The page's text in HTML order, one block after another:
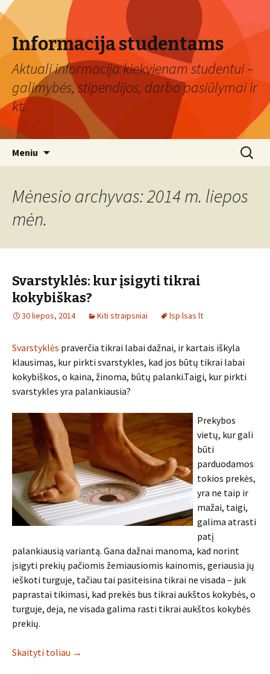
Informacija studentams
Aktuali informacija kiekvienam studentui –
galimybės, stipendijos, darbo pasiūlymai ir
kt.
Meniu Ieškoti:
Mėnesio archyvas: 2014 m. liepos
mėn.
Svarstyklės: kur įsigyti tikrai
kokybiškas?
30 liepos, 2014 Kiti straipsniai lsp lsas lt
Svarstyklės praverčia tikrai labai dažnai, ir kartais iškyla
klausimas, kur pirkti svarstykles, kad jos būtų tikrai labai
kokybiškos, o kaina, žinoma, būtų palanki.Taigi, kur pirkti
svarstykles yra palankiausia?
Prekybos
vietų, kur gali
būti
parduodamos
tokios prekės,
yra ne taip ir
mažai, taigi,
galima atrasti
patį
palankiausią variantą. Gana dažnai manoma, kad norint
įsigyti prekių pačiomis žemiausiomis kainomis, geriausia jų
ieškoti turguje, tačiau tai pasiteisina tikrai ne visada – juk
paprastai tikimasi, kad prekės bus tikrai aukštos kokybės, o
turguje, deja, ne visada galima rasti tikrai aukštos kokybės
prekių.
Skaityti toliau →